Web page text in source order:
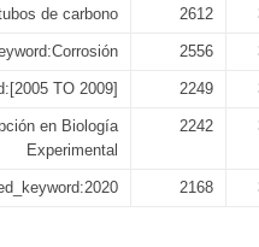
de carbono 2612
2556
TO 2009] 2249
en Biología
Experimental
2242
2168